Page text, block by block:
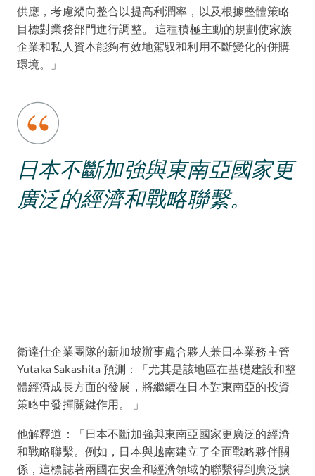
供應，考慮縱向整合以提高利潤率，以及根據整體策略
目標對業務部門進行調整。 這種積極主動的規劃使家族
企業和私人資本能夠有效地駕馭和利用不斷變化的併購
環境。」
日本不斷加強與東南亞國家更
廣泛的經濟和戰略聯繫。
衛達仕企業團隊的新加坡辦事處合夥人兼日本業務主管
Yutaka Sakashita 預測：「尤其是該地區在基礎建設和整
體經濟成長方面的發展，將繼續在日本對東南亞的投資
策略中發揮關鍵作用。 」
他解釋道：「日本不斷加強與東南亞國家更廣泛的經濟
和戰略聯繫。例如，日本與越南建立了全面戰略夥伴關
係，這標誌著兩國在安全和經濟領域的聯繫得到廣泛擴